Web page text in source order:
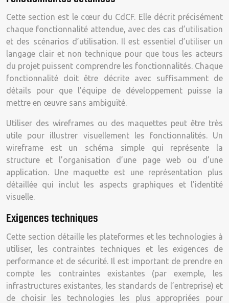
Cette section est le cœur du CdCF. Elle décrit précisément
chaque fonctionnalité attendue, avec des cas d’utilisation
et des scénarios d’utilisation. Il est essentiel d’utiliser un
langage clair et non technique pour que tous les acteurs
du projet puissent comprendre les fonctionnalités. Chaque
fonctionnalité doit être décrite avec suffisamment de
détails pour que l’équipe de développement puisse la
mettre en œuvre sans ambiguïté.
Utiliser des wireframes ou des maquettes peut être très
utile pour illustrer visuellement les fonctionnalités. Un
wireframe est un schéma simple qui représente la
structure et l’organisation d’une page web ou d’une
application. Une maquette est une représentation plus
détaillée qui inclut les aspects graphiques et l’identité
visuelle.
Exigences techniques
Cette section détaille les plateformes et les technologies à
utiliser, les contraintes techniques et les exigences de
performance et de sécurité. Il est important de prendre en
compte les contraintes existantes (par exemple, les
infrastructures existantes, les standards de l’entreprise) et
de choisir les technologies les plus appropriées pour